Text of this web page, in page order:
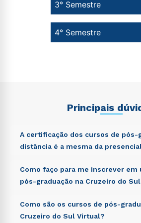
4° Semestre
3° Semestre
Principais
A certificação dos cursos de pós-
distância é a mesma da
Sed ut perspiciatis unde omnis iste
voluptatem accusantium
totam rem aperiam, eaque ipsa
explicabo. Nemo enim ipsam
voluptas sit aspernatur aut odit aut
Como faço para me inscrever em
pós-graduação na Cruzeiro do
Sed ut perspiciatis unde omnis iste
voluptatem accusantium
totam rem aperiam, eaque ipsa
Como são os cursos de pós-
Cruzeiro do Sul Virtual?